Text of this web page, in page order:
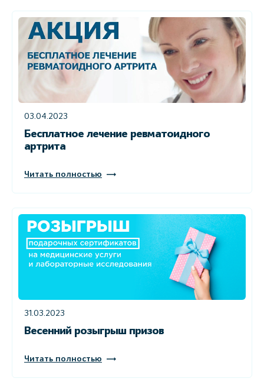
03.04.2023
Бесплатное лечение ревматоидного
артрита
Читать полностью
31.03.2023
Весенний розыгрыш призов
Читать полностью